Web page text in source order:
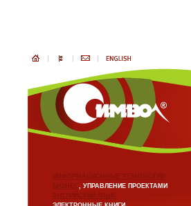
ИНФОРМАЦИОННЫЕ ТЕХНОЛОГИИ
БИЗНЕС, УПРАВЛЕНИЕ ПРОЕКТАМИ
АНГЛИЙСКИЙ ЯЗЫК